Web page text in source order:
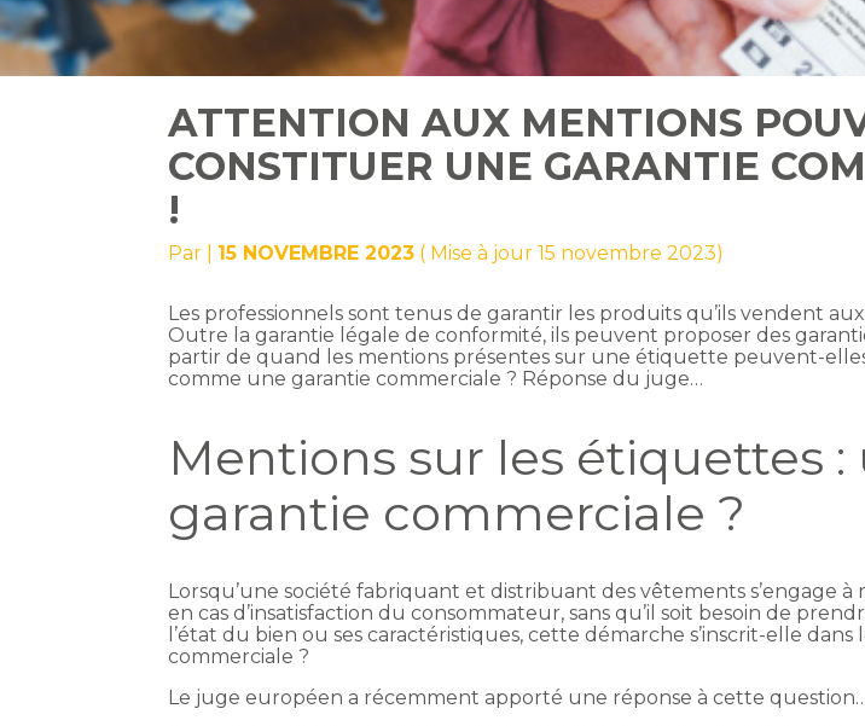
ATTENTION AUX MENTIONS
CONSTITUER UNE GARANTIE
!
Par 15 NOVEMBRE 2023 ( Mise à jour 15 novembre 2023)
Les professionnels sont tenus de garantir les produits qu’ils vendent
Outre la garantie légale de conformité, ils peuvent proposer des
partir de quand les mentions présentes sur une étiquette peuvent-
comme une garantie commerciale ? Réponse du juge…
Mentions sur les étiquettes :
garantie commerciale ?
Lorsqu’une société fabriquant et distribuant des vêtements s’engage
en cas d’insatisfaction du consommateur, sans qu’il soit besoin de
l’état du bien ou ses caractéristiques, cette démarche s’inscrit-elle dans
commerciale ?
Le juge européen a récemment apporté une réponse à cette